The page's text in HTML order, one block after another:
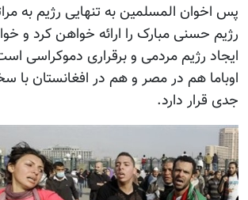
پس اخوان المسلمین به تنهایی رژیم به
رژیم حسنی مبارک را ارائه خواهن کرد و
ایجاد رژیم مردمی و برقراری دموکراسی
اوباما هم در مصر و هم در افغانستان
جدی قرار دارد.